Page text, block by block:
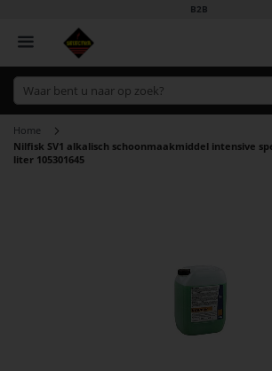
B2B
Home
Nilfisk SV1 alkalisch schoonmaakmiddel intensive
liter 105301645